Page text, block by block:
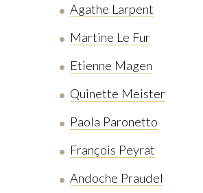
Agathe Larpent
Martine Le Fur
Etienne Magen
Quinette Meister
Paola Paronetto
François Peyrat
Andoche Praudel